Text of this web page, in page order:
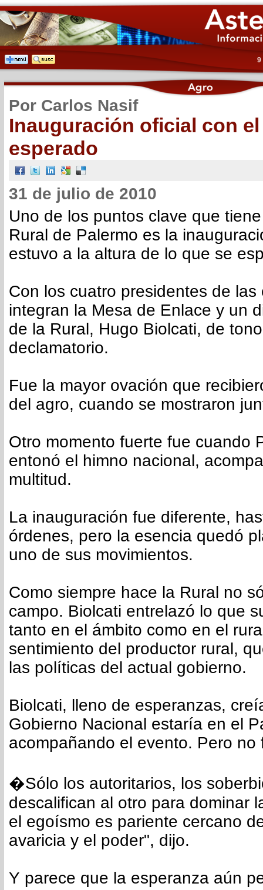
9
Por Carlos Nasif
Inauguración oficial con
esperado
31 de julio de 2010
Uno de los puntos clave que
Rural de Palermo es la
estuvo a la altura de lo que se
Con los cuatro presidentes de
integran la Mesa de Enlace y un
de la Rural, Hugo Biolcati, de
declamatorio.
Fue la mayor ovación que
del agro, cuando se mostraron
Otro momento fuerte fue cuando
entonó el himno nacional,
multitud.
La inauguración fue diferente,
órdenes, pero la esencia quedó
uno de sus movimientos.
Como siempre hace la Rural no
campo. Biolcati entrelazó lo que
tanto en el ámbito como en el
sentimiento del productor rural,
las políticas del actual gobierno.
Biolcati, lleno de esperanzas,
Gobierno Nacional estaría en el
acompañando el evento. Pero no
�Sólo los autoritarios, los
descalifican al otro para dominar
el egoísmo es pariente cercano
avaricia y el poder", dijo.
Y parece que la esperanza aún